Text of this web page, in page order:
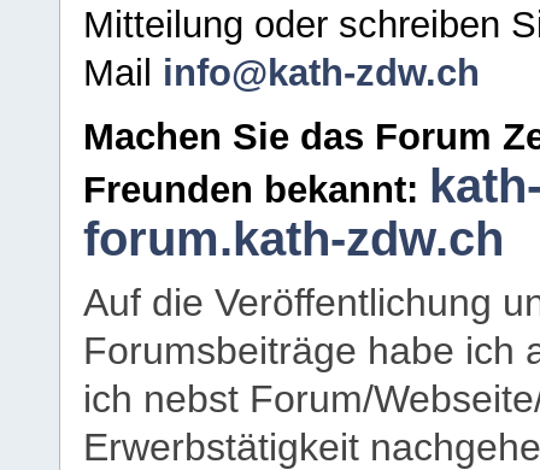
Mitteilung oder schreiben
Mail info@kath-zdw.ch
Machen Sie das Forum
Freunden bekannt:
forum.kath-zdw.ch
Auf die Veröffentlichung
Forumsbeiträge habe ich
ich nebst Forum/
Erwerbstätigkeit